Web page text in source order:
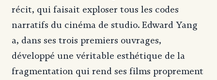
récit, qui faisait exploser tous les codes
narratifs du cinéma de studio. Edward Yang
a, dans ses trois premiers ouvrages,
développé une véritable esthétique de la
fragmentation qui rend ses films proprement